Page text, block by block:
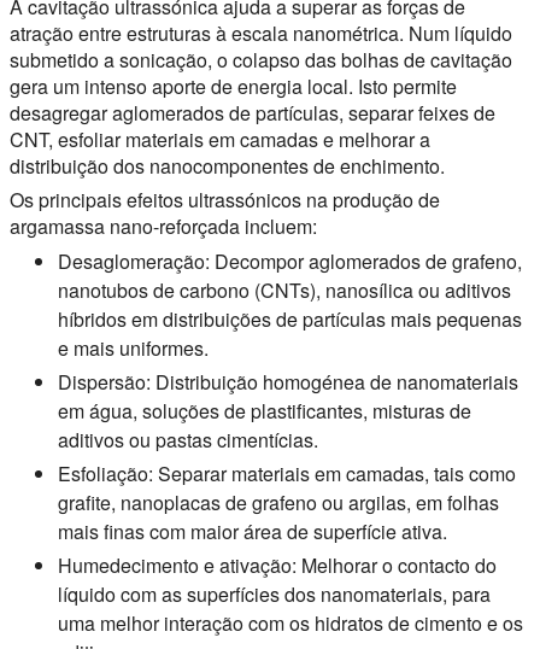
A cavitação ultrassónica ajuda a superar as forças de
atração entre estruturas à escala nanométrica. Num líquido
submetido a sonicação, o colapso das bolhas de cavitação
gera um intenso aporte de energia local. Isto permite
desagregar aglomerados de partículas, separar feixes de
CNT, esfoliar materiais em camadas e melhorar a
distribuição dos nanocomponentes de enchimento.
Os principais efeitos ultrassónicos na produção de
argamassa nano-reforçada incluem:
Desaglomeração: Decompor aglomerados de grafeno,
nanotubos de carbono (CNTs), nanosílica ou aditivos
híbridos em distribuições de partículas mais pequenas
e mais uniformes.
Dispersão: Distribuição homogénea de nanomateriais
em água, soluções de plastificantes, misturas de
aditivos ou pastas cimentícias.
Esfoliação: Separar materiais em camadas, tais como
grafite, nanoplacas de grafeno ou argilas, em folhas
mais finas com maior área de superfície ativa.
Humedecimento e ativação: Melhorar o contacto do
líquido com as superfícies dos nanomateriais, para
uma melhor interação com os hidratos de cimento e os